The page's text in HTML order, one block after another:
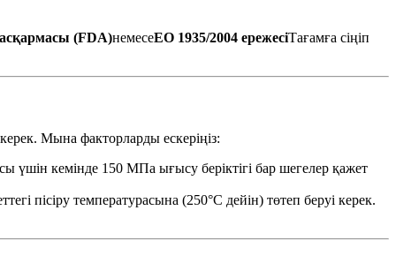
(FDA)немесеЕО 1935/2004 ережесіТағамға сіңіп
Мына факторларды ескеріңіз:
кемінде 150 МПа ығысу беріктігі бар шегелер қажет
пісіру температурасына (250°C дейін) төтеп беруі керек.